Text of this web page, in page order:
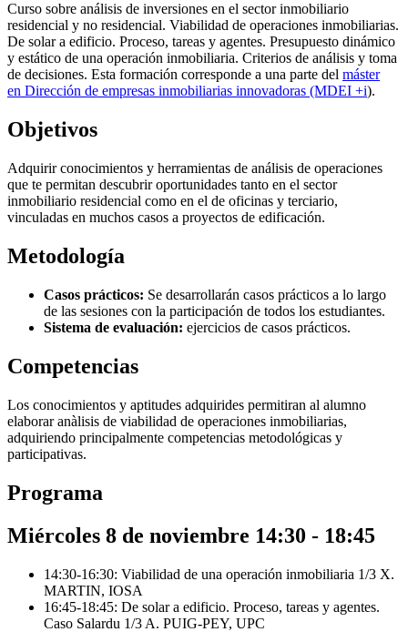
Curso sobre análisis de inversiones en el sector inmobiliario
residencial y no residencial. Viabilidad de operaciones inmobiliarias.
De solar a edificio. Proceso, tareas y agentes. Presupuesto dinámico
y estático de una operación inmobiliaria. Criterios de análisis y toma
de decisiones. Esta formación corresponde a una parte del máster
en Dirección de empresas inmobiliarias innovadoras (MDEI +i).
Objetivos
Adquirir conocimientos y herramientas de análisis de operaciones
que te permitan descubrir oportunidades tanto en el sector
inmobiliario residencial como en el de oficinas y terciario,
vinculadas en muchos casos a proyectos de edificación.
Metodología
Casos prácticos: Se desarrollarán casos prácticos a lo largo
de las sesiones con la participación de todos los estudiantes.
Sistema de evaluación: ejercicios de casos prácticos.
Competencias
Los conocimientos y aptitudes adquirides permitiran al alumno
elaborar anàlisis de viabilidad de operaciones inmobiliarias,
adquiriendo principalmente competencias metodológicas y
participativas.
Programa
Miércoles 8 de noviembre 14:30 - 18:45
14:30-16:30: Viabilidad de una operación inmobiliaria 1/3 X.
MARTIN, IOSA
16:45-18:45: De solar a edificio. Proceso, tareas y agentes.
Caso Salardu 1/3 A. PUIG-PEY, UPC